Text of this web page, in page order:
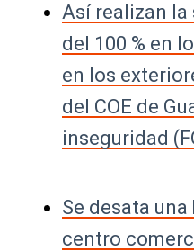
Así realizan
del 100 % en
en los
del COE de
inseguridad
Se desata
centro